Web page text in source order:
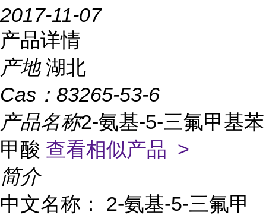
2017-11-07
产品详情
产地 湖北
Cas： 83265-53-6
产品名称2-氨基-5-三氟甲基苯
甲酸 查看相似产品 >
简介
中文名称： 2-氨基-5-三氟甲